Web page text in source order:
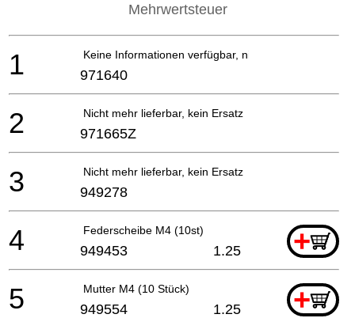
Mehrwertsteuer
Keine Informationen verfügbar, nicht bestellbar
1 971640
Nicht mehr lieferbar, kein Ersatz
2 971665Z
Nicht mehr lieferbar, kein Ersatz
3 949278
Federscheibe M4 (10st) +
4 949453 1.25
Mutter M4 (10 Stück) +
5 949554 1.25